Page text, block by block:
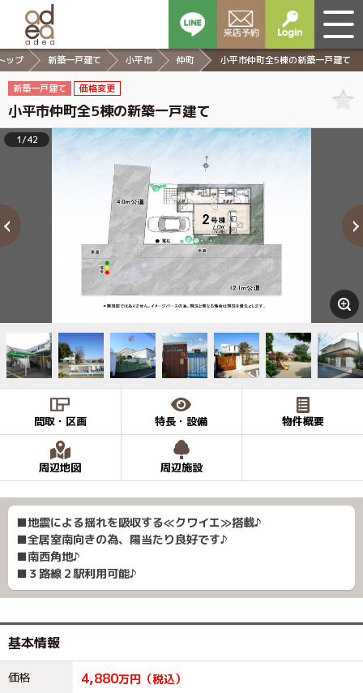
ップ 新築一戸建て 小平市 仲町 小平市仲町全5棟の新築一戸建て
新築一戸建て 価格変更
小平市仲町全5棟の新築一戸建て
1/42
間取・区画 特長・設備 物件概要
周辺地図 周辺施設
■地震による揺れを吸収する≪クワイエ≫搭載♪
■全居室南向きの為、陽当たり良好です♪
■南西角地♪
■３路線２駅利用可能♪
基本情報
価格 4,880万円（税込）